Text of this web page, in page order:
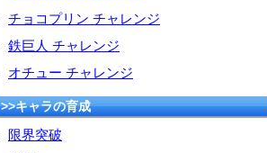
チョコプリン チャレンジ
鉄巨人 チャレンジ
オチュー チャレンジ
>>キャラの育成
限界突破